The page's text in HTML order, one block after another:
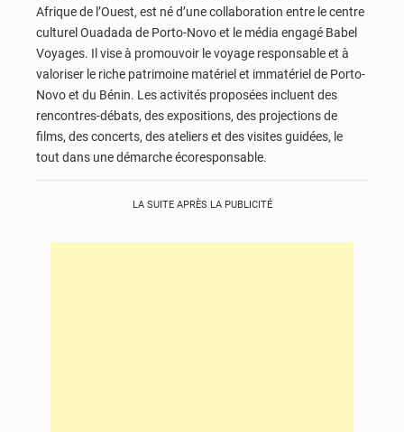
Afrique de l’Ouest, est né d’une collaboration entre le centre
culturel Ouadada de Porto-Novo et le média engagé Babel
Voyages. Il vise à promouvoir le voyage responsable et à
valoriser le riche patrimoine matériel et immatériel de Porto-
Novo et du Bénin. Les activités proposées incluent des
rencontres-débats, des expositions, des projections de
films, des concerts, des ateliers et des visites guidées, le
tout dans une démarche écoresponsable.
LA SUITE APRÈS LA PUBLICITÉ